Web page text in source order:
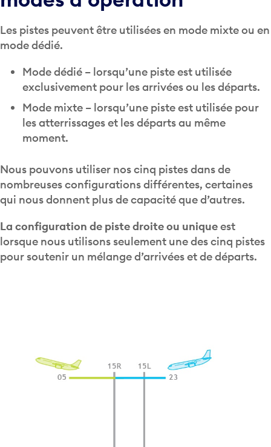
mode dédié.
exclusivement pour les arrivées ou les départs.
Mode mixte – lorsqu’une piste est utilisée pour
les atterrissages et les départs au même
moment.
nombreuses configurations différentes, certaines
qui nous donnent plus de capacité que d’autres.
lorsque nous utilisons seulement une des cinq pistes
pour soutenir un mélange d’arrivées et de départs.